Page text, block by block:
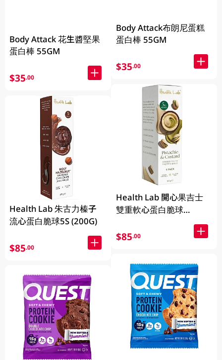
Body Attack 花生醬堅果
蛋白棒 55GM
$35.00
Health Lab 朱古力榛子
流心蛋白脆球5S (200G)
$85.00
Body Attack布朗尼蛋糕
蛋白棒 55GM
$35.00
Health Lab 開心果吉士
雙重軟心蛋白脆球
$85.00